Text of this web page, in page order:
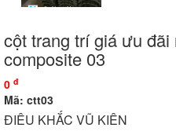
cột trang trí giá ưu
composite 03
0 đ
Mã: ctt03
ĐIÊU KHẮC VŨ KIÊN